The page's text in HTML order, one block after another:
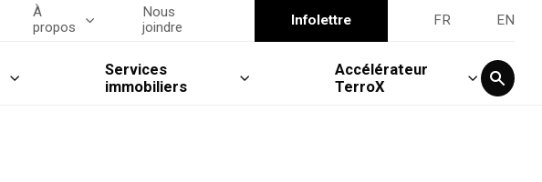
À
propos
Nous
joindre
Infolettre FR EN
Services
immobiliers
Accélérateur
TerroX